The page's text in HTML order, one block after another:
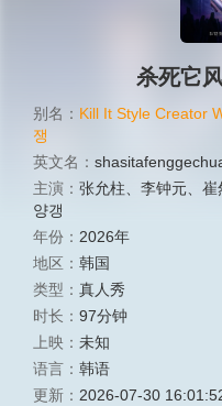
杀死它
别名： Kill It Style Creator
쟁
英文名：
主演： 张允柱 李钟元 崔
양갱
年份： 2026年
地区： 韩国
类型： 真人秀
时长： 97分钟
上映： 未知
语言： 韩语
更新： 2026-07-30